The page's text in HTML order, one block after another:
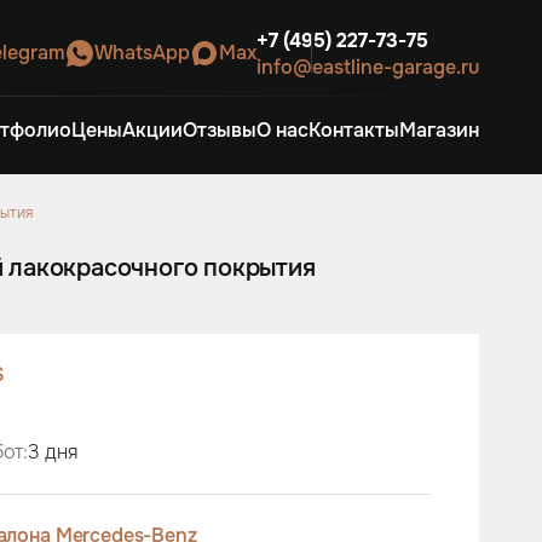
WhatsApp Max+7 (495) 227-73-75
info@eastline-garage.ru
ЦеныАкцииОтзывыО насКонтактыМагазин
покрытия
3 дня
Mercedes-Benz